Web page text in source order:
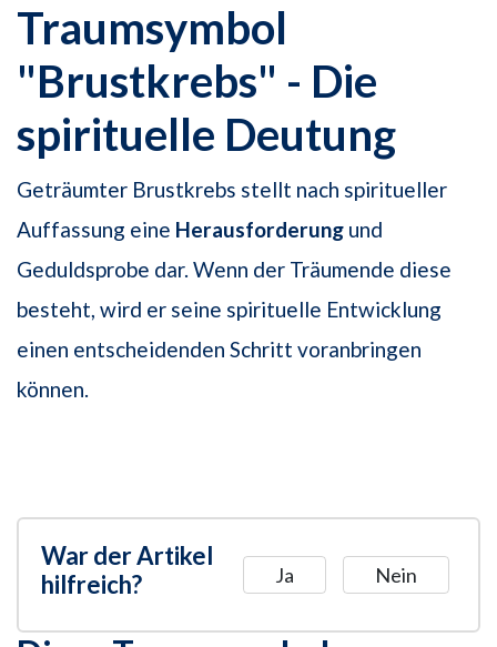
Traumsymbol
"Brustkrebs" - Die
spirituelle Deutung
Geträumter Brustkrebs stellt nach spiritueller
Auffassung eine Herausforderung und
Geduldsprobe dar. Wenn der Träumende diese
besteht, wird er seine spirituelle Entwicklung
einen entscheidenden Schritt voranbringen
können.
War der Artikel
hilfreich?
Ja Nein